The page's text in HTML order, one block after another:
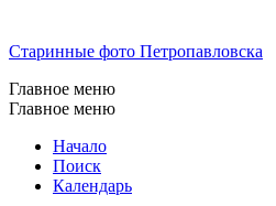
Старинные фото Петропавловска
Главное меню
Главное меню
Начало
Поиск
Календарь